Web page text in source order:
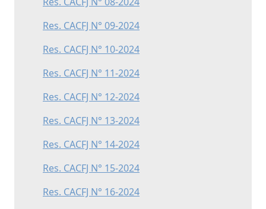
Res. CACFJ N° 09-2024
Res. CACFJ N° 10-2024
Res. CACFJ N° 11-2024
Res. CACFJ N° 12-2024
Res. CACFJ N° 13-2024
Res. CACFJ N° 14-2024
Res. CACFJ N° 15-2024
Res. CACFJ N° 16-2024